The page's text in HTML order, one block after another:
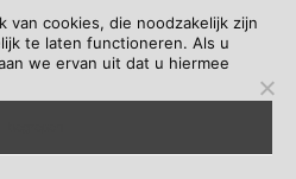
van cookies, die noodzakelijk zijn
te laten functioneren. Als u
we ervan uit dat u hiermee